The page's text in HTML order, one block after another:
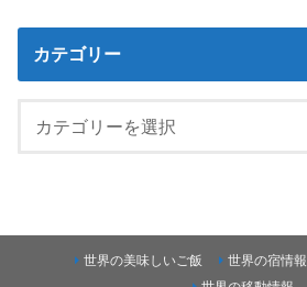
カテゴリー
世界の美味しいご飯 世界の宿情報